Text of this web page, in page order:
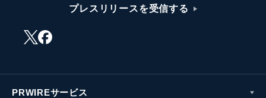
プレスリリースを受信する
PRWIREサービス